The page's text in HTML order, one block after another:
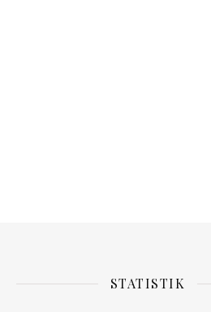
STATISTIK